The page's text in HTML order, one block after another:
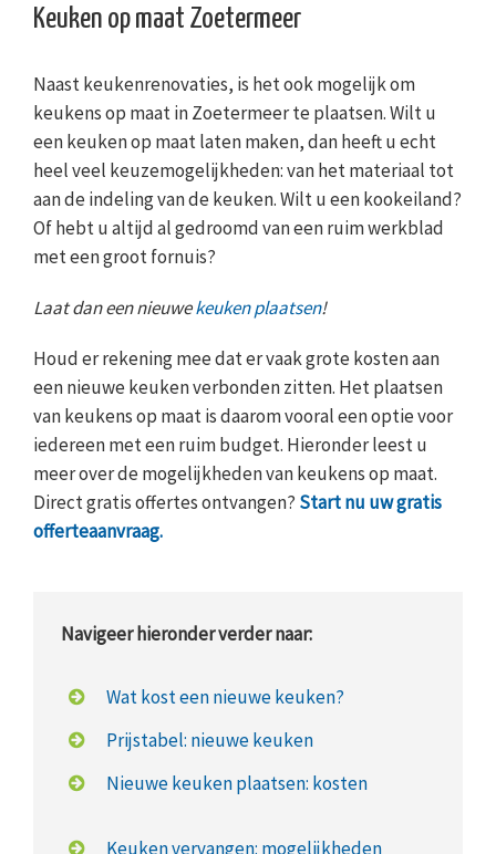
Keuken op maat Zoetermeer
Naast keukenrenovaties, is het ook mogelijk om
keukens op maat in Zoetermeer te plaatsen. Wilt u
een keuken op maat laten maken, dan heeft u echt
heel veel keuzemogelijkheden: van het materiaal tot
aan de indeling van de keuken. Wilt u een kookeiland?
Of hebt u altijd al gedroomd van een ruim werkblad
met een groot fornuis?
Laat dan een nieuwekeuken plaatsen!
Houd er rekening mee dat er vaak grote kosten aan
een nieuwe keuken verbonden zitten. Het plaatsen
van keukens op maat is daarom vooral een optie voor
iedereen met een ruim budget. Hieronder leest u
meer over de mogelijkheden van keukens op maat.
Direct gratis offertes ontvangen? Start nu uw gratis
offerteaanvraag.
Navigeer hieronder verder naar:
Wat kost een nieuwe keuken?
Prijstabel: nieuwe keuken
Nieuwe keuken plaatsen: kosten
Keuken vervangen: mogelijkheden